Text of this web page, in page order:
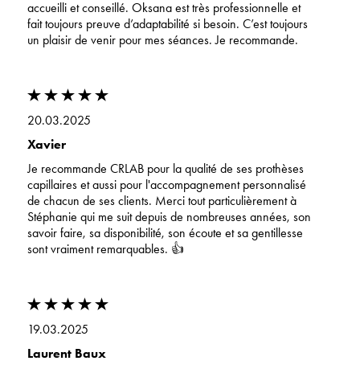
accueilli et conseillé. Oksana est très professionnelle et
fait toujours preuve d’adaptabilité si besoin. C’est toujours
un plaisir de venir pour mes séances. Je recommande.
20.03.2025
Xavier
Je recommande CRLAB pour la qualité de ses prothèses
capillaires et aussi pour l'accompagnement personnalisé
de chacun de ses clients. Merci tout particulièrement à
Stéphanie qui me suit depuis de nombreuses années, son
savoir faire, sa disponibilité, son écoute et sa gentillesse
sont vraiment remarquables. 👍
19.03.2025
Laurent Baux